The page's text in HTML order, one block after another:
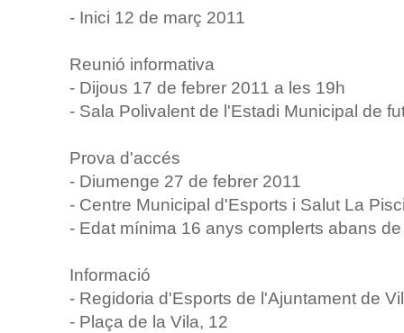
- Inici 12 de març 2011
Reunió informativa
- Dijous 17 de febrer 2011 a les 19h
- Sala Polivalent de l'Estadi Municipal de
Prova d'accés
- Diumenge 27 de febrer 2011
- Centre Municipal d'Esports i Salut La
- Edat mínima 16 anys complerts abans
Informació
- Regidoria d'Esports de l'Ajuntament de
- Plaça de la Vila, 12